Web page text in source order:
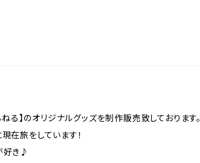
る】のオリジナルグッズを制作販売致しております。
在旅をしています！
好き♪